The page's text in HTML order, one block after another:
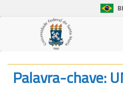
Palavra-chave: